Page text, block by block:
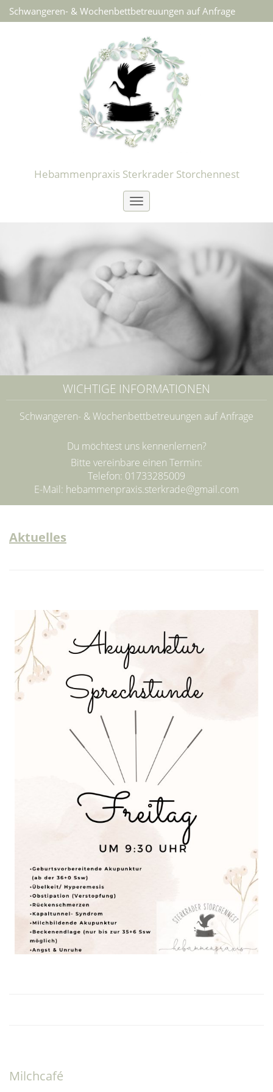
Schwangeren- & Wochenbettbetreuungen auf Anfrage
Hebammenpraxis Sterkrader Storchennest
Toggle
WICHTIGE INFORMATIONEN
Schwangeren- & Wochenbettbetreuungen auf Anfrage
Du möchtest uns kennenlernen?
Bitte vereinbare einen Termin:
Telefon: 01733285009
E-Mail: hebammenpraxis.sterkrade@gmail.com
Aktuelles
Milchcafé